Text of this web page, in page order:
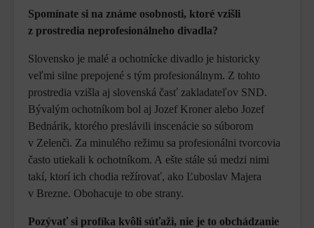
Spomínate si na známe osobnosti, ktoré vzišli
z prostredia neprofesionálneho divadla?
Slovensko je malé a ochotnícke divadlo je historicky
veľmi silne prepojené s tým profesionálnym. Z tohto
prostredia vzišla aj slovenská časť zakladateľov SND.
Bývalým ochotníkom bol aj Jozef Kroner alebo Jozef
Bednárik, ktorého preslávili inscenácie so súborom
v Zelenči. Za minulého režimu sa profesionálni tvorcovia
často utiekali k ochotníkom. A ešte stále sú medzi nimi
takí, ktorí ich chodia režírovať, ako Ľuboslav Majera
v Brezne. Obohacuje to obe strany.
Pozývať si profíka kvôli súťaži, nie je to obchádzanie